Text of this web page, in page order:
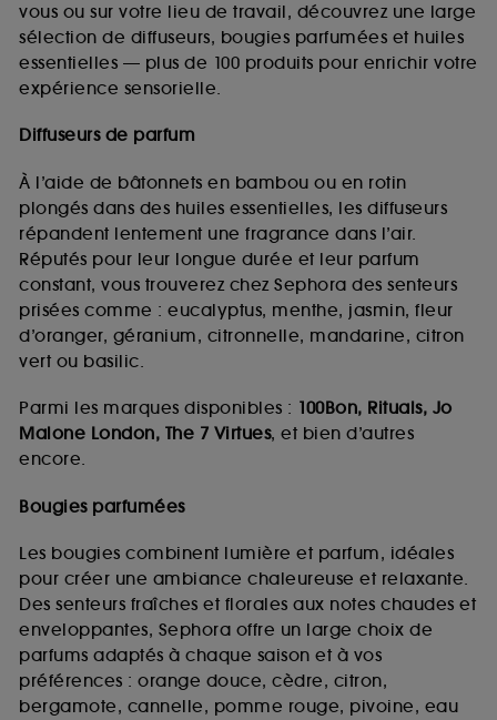
vous ou sur votre lieu de travail, découvrez une large
sélection de diffuseurs, bougies parfumées et huiles
essentielles — plus de 100 produits pour enrichir votre
expérience sensorielle.
Diffuseurs de parfum
À l’aide de bâtonnets en bambou ou en rotin
plongés dans des huiles essentielles, les diffuseurs
répandent lentement une fragrance dans l’air.
Réputés pour leur longue durée et leur parfum
constant, vous trouverez chez Sephora des senteurs
prisées comme : eucalyptus, menthe, jasmin, fleur
d’oranger, géranium, citronnelle, mandarine, citron
vert ou basilic.
Parmi les marques disponibles : 100Bon, Rituals, Jo
Malone London, The 7 Virtues, et bien d’autres
encore.
Bougies parfumées
Les bougies combinent lumière et parfum, idéales
pour créer une ambiance chaleureuse et relaxante.
Des senteurs fraîches et florales aux notes chaudes et
enveloppantes, Sephora offre un large choix de
parfums adaptés à chaque saison et à vos
préférences : orange douce, cèdre, citron,
bergamote, cannelle, pomme rouge, pivoine, eau